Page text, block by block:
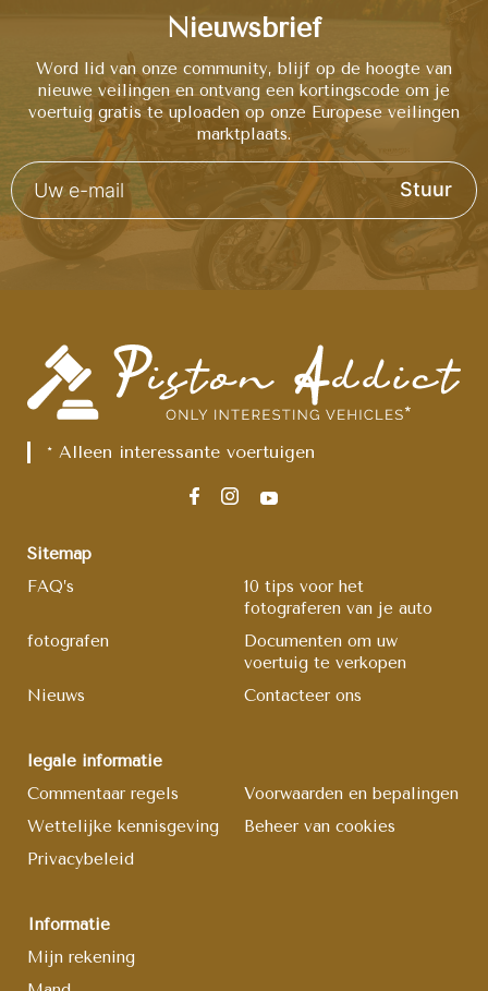
Nieuwsbrief
Word lid van onze community, blijf op de hoogte van
nieuwe veilingen en ontvang een kortingscode om je
voertuig gratis te uploaden op onze Europese veilingen
marktplaats.
Stuur
* Alleen interessante voertuigen
Sitemap
FAQ’s
10 tips voor het
fotograferen van je auto
fotografen
Documenten om uw
voertuig te verkopen
Nieuws
Contacteer ons
legale informatie
Commentaar regels
Voorwaarden en bepalingen
Wettelijke kennisgeving
Beheer van cookies
Privacybeleid
Informatie
Mijn rekening